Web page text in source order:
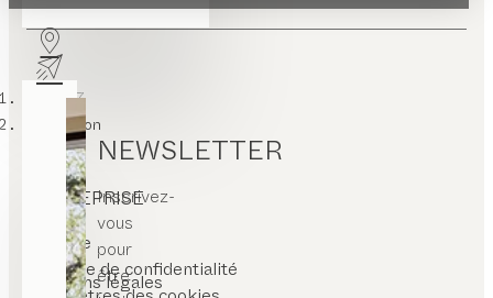
NEWSLETTER
Inscrivez-
vous
pour
être
TEAM 7
Inspiration
ENTREPRISE
contact
carrière
politique de confidentialité
mentions légales